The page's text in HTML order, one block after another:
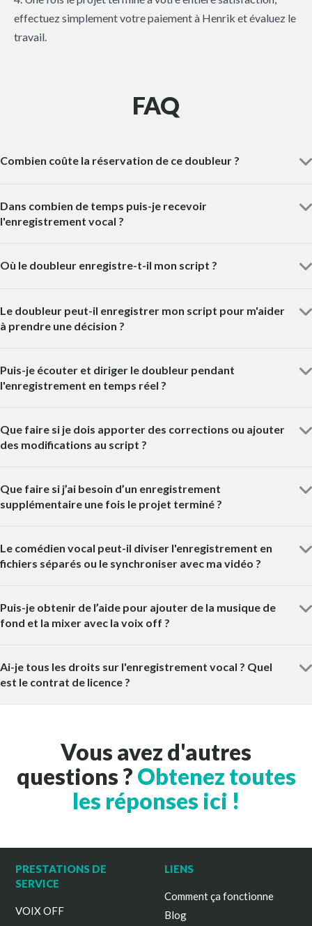
effectuez simplement votre paiement à Henrik et évaluez le
travail.
FAQ
Combien coûte la réservation de ce doubleur ?
Dans combien de temps puis-je recevoir
l'enregistrement vocal ?
Où le doubleur enregistre-t-il mon script ?
Le doubleur peut-il enregistrer mon script pour m'aider
à prendre une décision ?
Puis-je écouter et diriger le doubleur pendant
l'enregistrement en temps réel ?
Que faire si je dois apporter des corrections ou ajouter
des modifications au script ?
Que faire si j’ai besoin d’un enregistrement
supplémentaire une fois le projet terminé ?
Le comédien vocal peut-il diviser l'enregistrement en
fichiers séparés ou le synchroniser avec ma vidéo ?
Puis-je obtenir de l’aide pour ajouter de la musique de
fond et la mixer avec la voix off ?
Ai-je tous les droits sur l'enregistrement vocal ? Quel
est le contrat de licence ?
Vous avez d'autres
questions ? Obtenez toutes
les réponses ici !
PRESTATIONS DE
SERVICE
VOIX OFF
LIENS
Comment ça fonctionne
Blog